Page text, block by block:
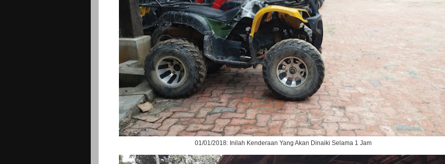
01/01/2018: Inilah Kenderaan Yang Akan Dinaiki Selama 1 Jam